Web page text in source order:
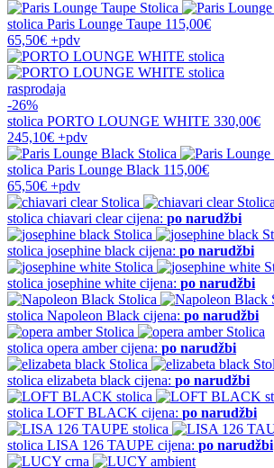
stolica Paris Lounge Taupe 115,00€
65,50€ +pdv
rasprodaja
-26%
stolica PORTO LOUNGE WHITE 330,00€
245,10€ +pdv
stolica Paris Lounge Black 115,00€
65,50€ +pdv
stolica chiavari clear cijena: po narudžbi
stolica josephine black cijena: po narudžbi
stolica josephine white cijena: po narudžbi
stolica Napoleon Black cijena: po narudžbi
stolica opera amber cijena: po narudžbi
stolica elizabeta black cijena: po narudžbi
stolica LOFT BLACK cijena: po narudžbi
stolica LISA 126 TAUPE cijena: po narudžbi